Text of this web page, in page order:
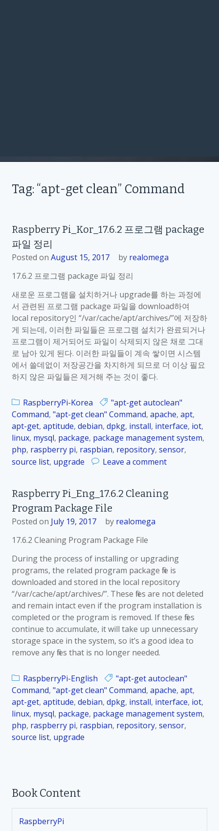
Tag: “apt-get clean” Command
Raspberry Pi_Kor_17.6.2 프로그램 package
파일 정리
Posted on August 15, 2017 by realomega
17.6.2 프로그램 package 파일 정리
새로운 프로그램을 설치하거나 upgrade를 하는 과정에
서 관련된 프로그램 package 파일을 download하여
local repository인 “/var/cache/apt/archives/”에 저장하
게 되는데, 이러한 파일들은 프로그램 설치가 완료되거나
프로그램이 제거되어도 파일이 삭제되지 않은 채로 그대
로 남아 있게 된다. 이러한 파일들이 계속 쌓이면 시스템
에서 쓸데없이 저장공간을 차지하게 되므로 더 이상 필요
하지 않은 파일들은 제거해 주는 것이 좋다.
RaspberryPi-Korea
"apt-get autoclean"
Command, "apt-get clean" Command, apache, apt,
apt-get, aptitude, debian, dpkg, install, interface, iot,
linux, mysql, package, package management system,
php, raspberry pi, raspbian, repository, sensor,
source list, upgrade Leave a comment
a
r
r
y
P
i
_
K
o
7
.
6
.
2
Raspberry Pi_Eng_17.6.2 Cleaning
Program Package File
Posted on July 19, 2017 by realomega
17.6.2 Cleaning Program Package File
During the process of installing or upgrading
programs, the related program package file is
downloaded and stored in the local repository
“/var/cache/apt/archives/”. These files are not deleted
and remain intact even if the program installation is
completed or the program is removed. If these files
continue to accumulate, it will take up unnecessary
storage space in the system, so it’s a good idea to
remove any files that is no longer needed.
RaspberryPi-English
"apt-get autoclean"
Command, "apt-get clean" Command, apache, apt,
apt-get, aptitude, debian, dpkg, install, interface, iot,
linux, mysql, package, package management system,
php, raspberry pi, raspbian, repository, sensor,
source list, upgrade
Book Content
RaspberryPi